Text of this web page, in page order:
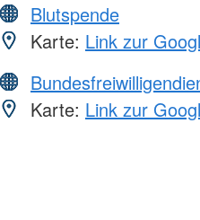
Blutspende
Karte: Link zur
Karte: Link zur